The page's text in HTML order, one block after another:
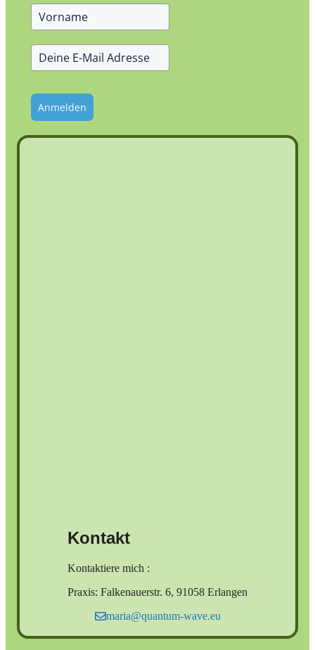
Anmelden
Kontakt
Kontaktiere mich :
Praxis: Falkenauerstr. 6, 91058 Erlangen
maria@quantum-wave.eu